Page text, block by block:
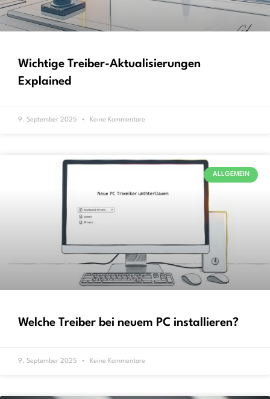
Wichtige Treiber-Aktualisierungen
Explained
9. September 2025 Keine Kommentare
ALLGEMEIN
Welche Treiber bei neuem PC installieren?
9. September 2025 Keine Kommentare